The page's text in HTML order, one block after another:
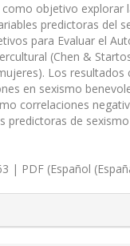
objetivo explorar
predictoras del
para Evaluar el
(Chen &
Los
en sexismo
correlaciones
predictoras de
| PDF (Español